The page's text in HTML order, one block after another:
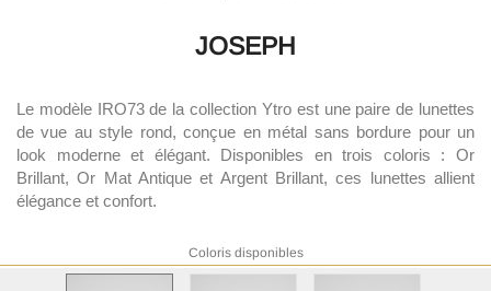
JOSEPH
Le modèle IRO73 de la collection Ytro est une paire de lunettes
de vue au style rond, conçue en métal sans bordure pour un
look moderne et élégant. Disponibles en trois coloris : Or
Brillant, Or Mat Antique et Argent Brillant, ces lunettes allient
élégance et confort.
Coloris disponibles